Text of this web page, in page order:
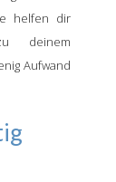
helfen dir
deinem
Aufwand